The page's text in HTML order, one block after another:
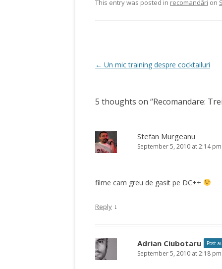
This entry was posted in recomandări on
Post
← Un mic training despre cocktailuri
5 thoughts on “Recomandare:
Stefan Murgeanu
September 5, 2010 at 2:14 pm
filme cam greu de gasit pe DC++
Reply ↓
Adrian Ciubotaru Post
September 5, 2010 at 2:18 pm